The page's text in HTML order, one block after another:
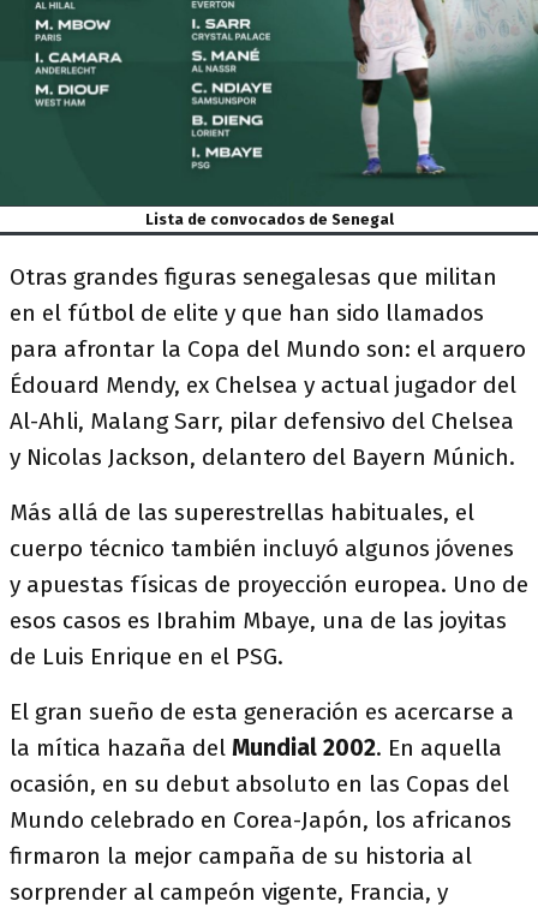
Lista de convocados de Senegal
Otras grandes figuras senegalesas que militan
en el fútbol de elite y que han sido llamados
para afrontar la Copa del Mundo son: el arquero
Édouard Mendy, ex Chelsea y actual jugador del
Al-Ahli, Malang Sarr, pilar defensivo del Chelsea
y Nicolas Jackson, delantero del Bayern Múnich.
Más allá de las superestrellas habituales, el
cuerpo técnico también incluyó algunos jóvenes
y apuestas físicas de proyección europea. Uno de
esos casos es Ibrahim Mbaye, una de las joyitas
de Luis Enrique en el PSG.
El gran sueño de esta generación es acercarse a
la mítica hazaña del Mundial 2002. En aquella
ocasión, en su debut absoluto en las Copas del
Mundo celebrado en Corea-Japón, los africanos
firmaron la mejor campaña de su historia al
sorprender al campeón vigente, Francia, y